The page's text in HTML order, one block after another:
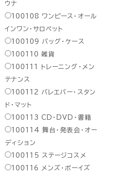
ウナ
100108
ワンピース・オール
インワン・サロペット
100109
バッグ・ケース
100110 雑貨
100111
トレーニング・メン
テナンス
100112
バレエバー・スタン
ド・マット
100113 CD・DVD・書籍
100114 舞台・発表会・オー
ディション
100115
ステージコスメ
100116
メンズ・ボーイズ